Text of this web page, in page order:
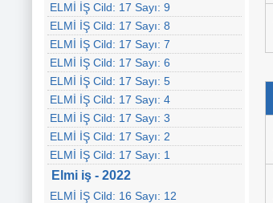
ELMİ İŞ Cild: 17 Sayı: 9
ELMİ İŞ Cild: 17 Sayı: 8
ELMİ İŞ Cild: 17 Sayı: 7
ELMİ İŞ Cild: 17 Sayı: 6
ELMİ İŞ Cild: 17 Sayı: 5
ELMİ İŞ Cild: 17 Sayı: 4
ELMİ İŞ Cild: 17 Sayı: 3
ELMİ İŞ Cild: 17 Sayı: 2
ELMİ İŞ Cild: 17 Sayı: 1
Elmi iş - 2022
ELMİ İŞ Cild: 16 Sayı: 12